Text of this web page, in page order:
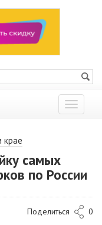
Показать
меню
крае
самых
по России
Поделиться 0